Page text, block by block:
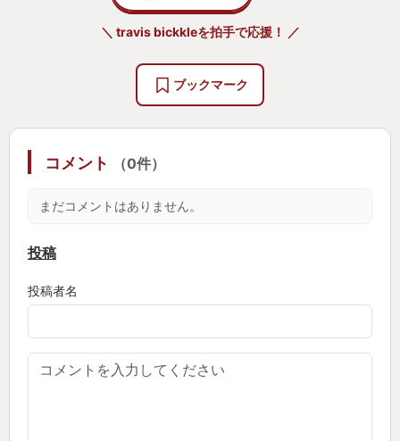
＼ travis bickkleを拍手で応援！ ／
ブックマーク
コメント （0件）
まだコメントはありません。
投稿
投稿者名